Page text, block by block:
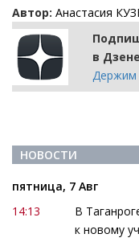
Автор: Анастасия
в Дзене
Держим
НОВОСТИ
пятница, 7 Авг
14:13
В
к новому